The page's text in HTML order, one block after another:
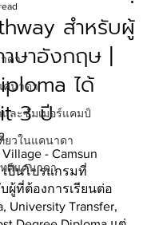
ดา
คนาดา
ละซัมเมอร์แคมป์
ยวในแคนาดา
ทศแคนาดา
สำหรับผู้
าษาอังกฤษ |
ได้
3 ปี
- Camsun
เป็นโปรแกรมที่
ผู้ที่ต้องการเรียนต่อ
University Transfer,